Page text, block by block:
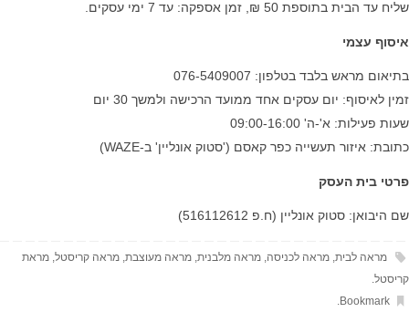
שליח עד הבית בתוספת 50 ₪, זמן אספקה: עד 7 ימי עסקים.
איסוף עצמי
בתיאום מראש בלבד בטלפון: 076-5409007
זמין לאיסוף: יום עסקים אחד ממועד הרכישה ולמשך 30 יום
שעות פעילות: א'-ה' 09:00-16:00
כתובת: איזור תעשייה כפר קאסם ('סטוק אונליין' ב-WAZE)
פרטי בית העסק
שם היבואן: סטוק אונליין (ח.פ 516112612)
מראה לבית, מראה לכניסה מראה מלבנית, מראה מעוצבת, מראה קריסטל, מראת
קריסטל
Bookmark